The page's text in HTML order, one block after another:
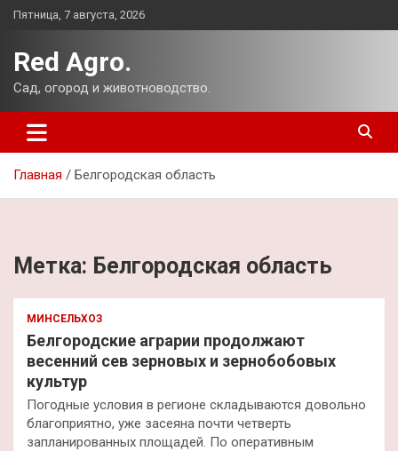
Перейти
Пятница, 7 августа, 2026
Red Agro.
Сад, огород и животноводство.
Главная Белгородская область
Метка: Белгородская область
МИНСЕЛЬХОЗ
Белгородские аграрии продолжают
весенний сев зерновых и зернобобовых
культур
Погодные условия в регионе складываются довольно
благоприятно, уже засеяна почти четверть
запланированных площадей. По оперативным